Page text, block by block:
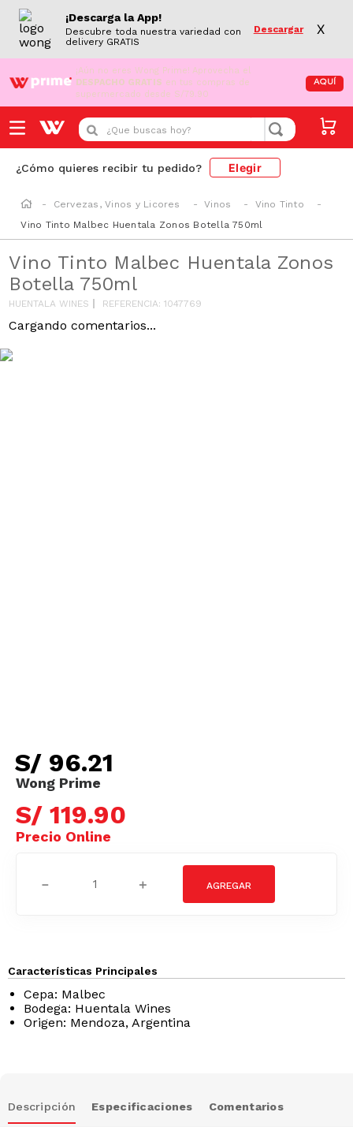
¡Descarga la App!
Descubre toda nuestra variedad con
delivery GRATIS
Descargar X
¡Aún no eres Wong Prime! Aprovecha el
DESPACHO GRATIS en tus compras de
supermercado desde S/79.90
AQUÍ
¿Que buscas hoy?
¿Cómo quieres recibir tu pedido? Elegir
Cervezas, Vinos y Licores Vinos
Vino Tinto
Vino Tinto Malbec Huentala Zonos Botella 750ml
Vino Tinto Malbec Huentala Zonos
Botella 750ml
HUENTALA WINES REFERENCIA:1047769
Cargando comentarios...
S/ 96.21
S/ 119.90
＋
－
Características Principales
Cepa: Malbec
Bodega: Huentala Wines
Origen: Mendoza, Argentina
Descripción Especificaciones Comentarios